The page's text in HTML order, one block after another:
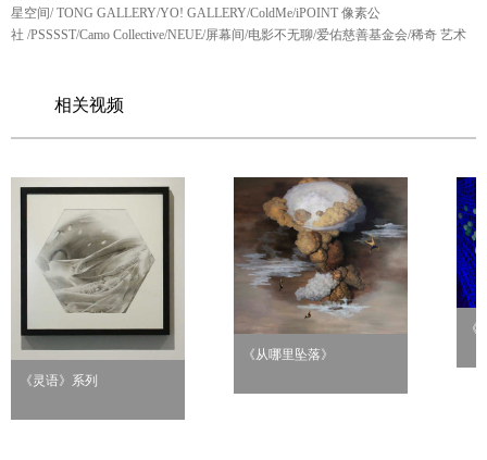
星空间/ TONG GALLERY/YO! GALLERY/ColdMe/iPOINT 像素公
社 /PSSSST/Camo Collective/NEUE/屏幕间/电影不无聊/爱佑慈善基金会/稀奇 艺术
相关视频
《灵语》系列
《从哪里坠落》
《